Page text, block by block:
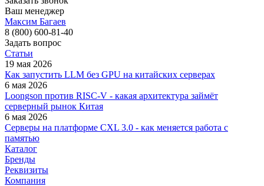
Ваш менеджер
Максим Багаев
8 (800) 600-81-40
Задать вопрос
Статьи
19 мая 2026
Как запустить LLM без GPU на китайских серверах
6 мая 2026
Loongson против RISC-V - какая архитектура займёт
серверный рынок Китая
6 мая 2026
Серверы на платформе CXL 3.0 - как меняется работа с
памятью
Каталог
Бренды
Реквизиты
Компания